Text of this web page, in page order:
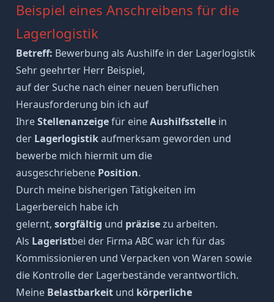
Beispiel eines Anschreibens für die
Lagerlogistik
Betreff: Bewerbung als Aushilfe in der Lagerlogistik
Sehr geehrter Herr Beispiel,
auf der Suche nach einer neuen beruflichen
Herausforderung bin ich auf
IhreStellenanzeigefür eineAushilfsstellein
der Lagerlogistikaufmerksam geworden und
bewerbe mich hiermit um die
ausgeschriebene Position.
Durch meine bisherigen Tätigkeiten im
Lagerbereich habe ich
gelernt, sorgfältig und präzisezu arbeiten.
Als Lageristbei der Firma ABC war ich für das
Kommissionieren und Verpacken von Waren sowie
die Kontrolle der Lagerbestände verantwortlich.
Meine Belastbarkeitund körperliche